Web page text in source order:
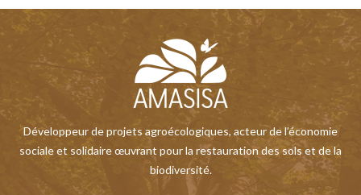
Développeur de projets agroécologiques, acteur de l’économie
sociale et solidaire œuvrant pour la restauration des sols et de la
biodiversité.